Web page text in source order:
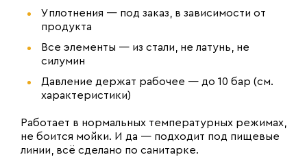
Уплотнения — под заказ, в зависимости от
продукта
Все элементы — из стали, не латунь, не
силумин
Давление держат рабочее — до 10 бар (см.
характеристики)
Работает в нормальных температурных режимах,
не боится мойки. И да — подходит под пищевые
линии, всё сделано по санитарке.